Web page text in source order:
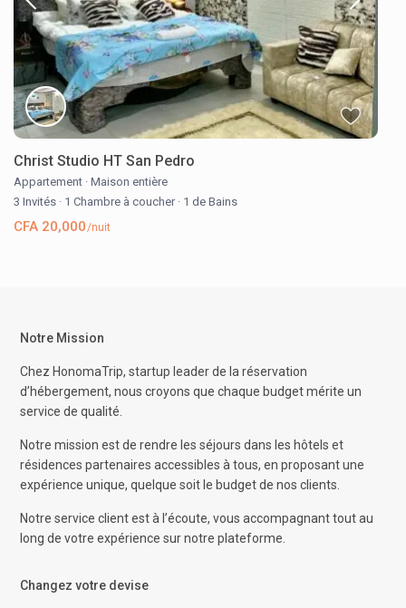
Christ Studio HT San Pedro
Appartement · Maison entière
3 Invités · 1 Chambre à coucher · 1 de Bains
CFA 20,000/nuit
Notre Mission
Chez HonomaTrip, startup leader de la réservation
d’hébergement, nous croyons que chaque budget mérite un
service de qualité.
Notre mission est de rendre les séjours dans les hôtels et
résidences partenaires accessibles à tous, en proposant une
expérience unique, quelque soit le budget de nos clients.
Notre service client est à l’écoute, vous accompagnant tout au
long de votre expérience sur notre plateforme.
Changez votre devise